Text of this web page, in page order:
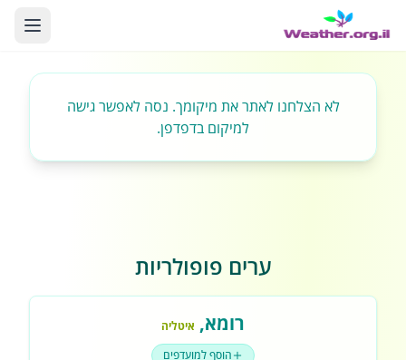
לא הצלחנו לאתר את מיקומך. נסה לאפשר גישה
למיקום בדפדפן.
ערים פופולריות
רומא, איטליה
הוסף למועדפים